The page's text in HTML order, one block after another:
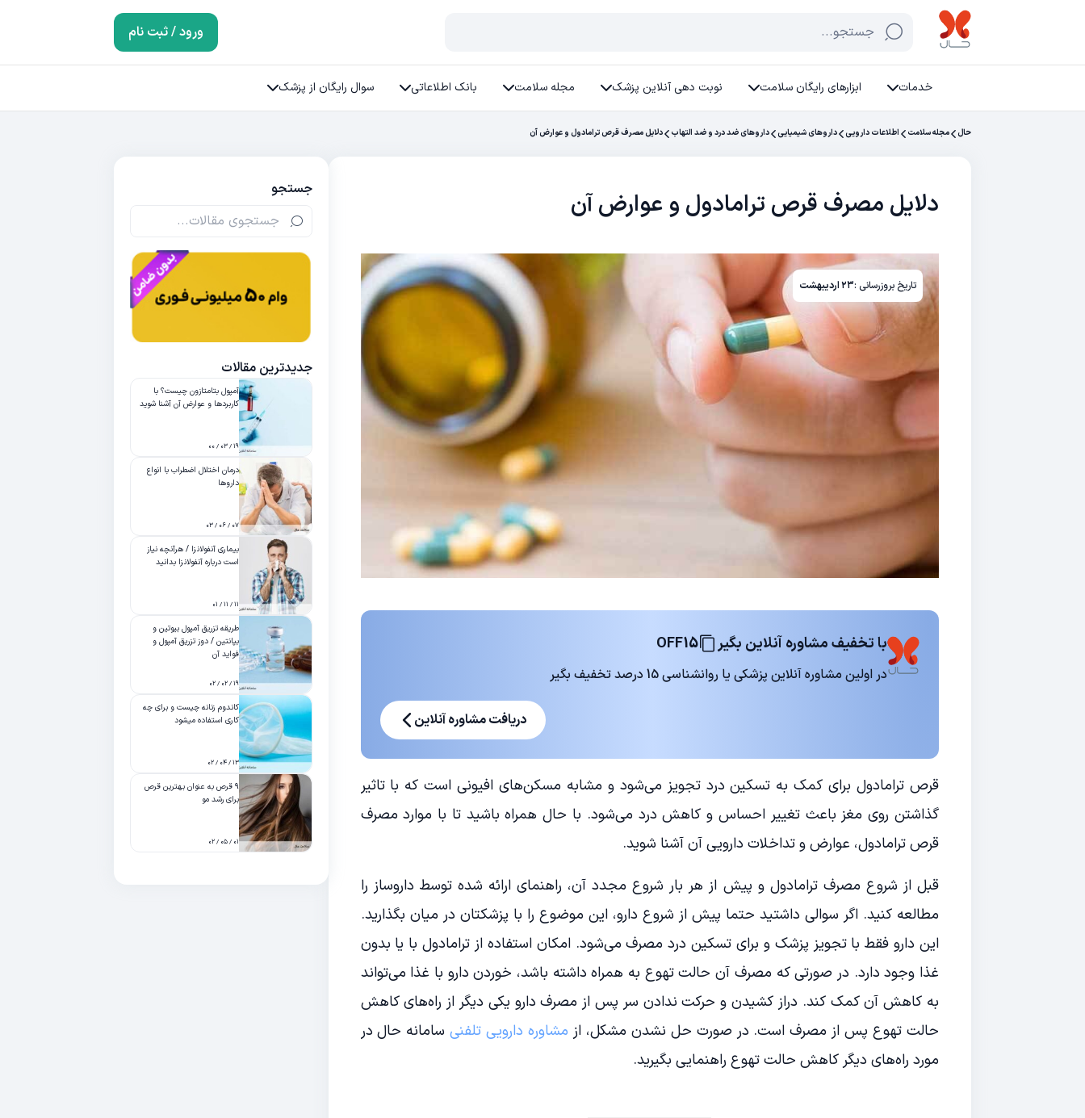
جستجو... ورود / ثبت نام
خدمات ابزارهای رایگان سلامت نوبت دهی آنلاین پزشک مجله سلامت بانک اطلاعاتی سوال رایگان از پزشک
حال مجله سلامت اطلاعات دارویی داروهای شیمیایی داروهای ضد درد و ضد التهاب دلایل مصرف قرص ترامادول و عوارض آن
دلایل مصرف قرص ترامادول و عوارض آن
تاریخ بروزرسانی :۲۳ اردیبهشت
با تخفیف مشاوره آنلاین بگیر OFF15
در اولین مشاوره آنلاین پزشکی یا روانشناسی 15 درصد تخفیف بگیر
دریافت مشاوره آنلاین
قرص ترامادول برای کمک به تسکین درد تجویز می‌شود و مشابه مسکن‌های افیونی است که با تاثیر
گذاشتن روی مغز باعث تغییر احساس و کاهش درد می‌شود. با حال همراه باشید تا با موارد مصرف
قرص ترامادول، عوارض و تداخلات دارویی آن آشنا شوید.
قبل از شروع مصرف ترامادول و پیش از هر بار شروع مجدد آن، راهنمای ارائه شده توسط داروساز را
مطالعه کنید. اگر سوالی داشتید حتما پیش از شروع دارو، این موضوع را با پزشکتان در میان بگذارید.
این دارو فقط با تجویز پزشک و برای تسکین درد مصرف می‌شود. امکان استفاده از ترامادول با یا بدون
غذا وجود دارد. در صورتی که مصرف آن حالت تهوع به همراه داشته باشد،‌ خوردن دارو با غذا می‌تواند
به کاهش آن کمک کند. دراز کشیدن و حرکت ندادن سر پس از مصرف دارو یکی دیگر از راه‌های کاهش
حالت تهوع پس از مصرف است. در صورت حل نشدن مشکل، از مشاوره دارویی تلفنیسامانه حال در
مورد راه‌های دیگر کاهش حالت تهوع راهنمایی بگیرید.
جستجو
جدیدترین مقالات
آمپول بتامتازون چیست؟ با
کاربردها و عوارض آن آشنا شوید
۱۹ / ۰۳ / ۰۰
درمان اختلال اضطراب با انواع
داروها
۰۷ / ۰۶ / ۰۳
بیماری آنفولانزا / هرآنچه نیاز
است درباره آنفولانزا بدانید
۱۱ / ۱۱ / ۰۱
طریقه تزریق آمپول بیوتین و
بپانتین / دوز تزریق آمپول و
فواید آن
۱۹ / ۰۲ / ۰۲
کاندوم زنانه چیست و برای چه
کاری استفاده میشود
۱۳ / ۰۴ / ۰۲
۹ قرص به عنوان بهترین قرص
برای رشد مو
۰۱ / ۰۵ / ۰۲